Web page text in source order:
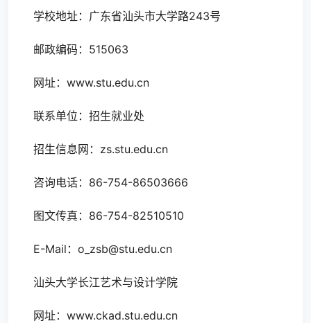
学校地址：广东省汕头市大学路243号
邮政编码：515063
网址：www.stu.edu.cn
联系单位：招生就业处
招生信息网：zs.stu.edu.cn
咨询电话：86-754-86503666
图文传真：86-754-82510510
E-Mail： o_zsb@stu.edu.cn
汕头大学长江艺术与设计学院
网址：www.ckad.stu.edu.cn